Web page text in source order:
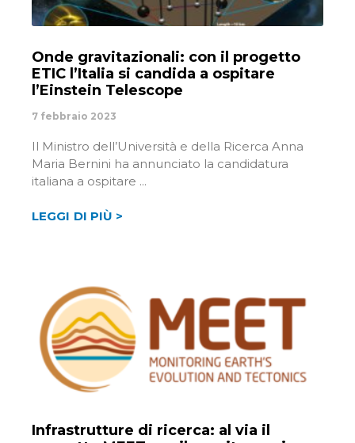
Onde gravitazionali: con il progetto
ETIC l’Italia si candida a ospitare
l’Einstein Telescope
7 febbraio 2023
Il Ministro dell’Università e della Ricerca Anna
Maria Bernini ha annunciato la candidatura
italiana a ospitare
LEGGI DI PIÙ >
Infrastrutture di ricerca: al via il